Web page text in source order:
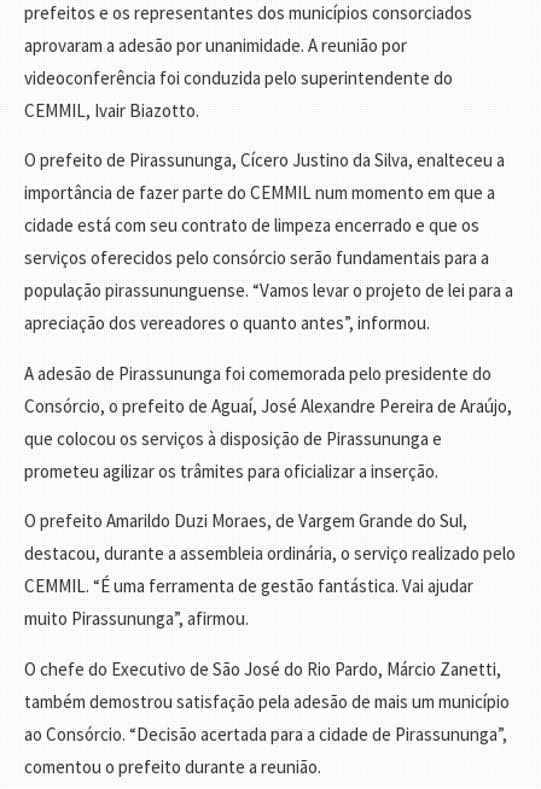
prefeitos e os representantes dos municípios consorciados
aprovaram a adesão por unanimidade. A reunião por
videoconferência foi conduzida pelo superintendente do
CEMMIL, Ivair Biazotto.
O prefeito de Pirassununga, Cícero Justino da Silva, enalteceu a
importância de fazer parte do CEMMIL num momento em que a
cidade está com seu contrato de limpeza encerrado e que os
serviços oferecidos pelo consórcio serão fundamentais para a
população pirassununguense. “Vamos levar o projeto de lei para a
apreciação dos vereadores o quanto antes”, informou.
A adesão de Pirassununga foi comemorada pelo presidente do
Consórcio, o prefeito de Aguaí, José Alexandre Pereira de Araújo,
que colocou os serviços à disposição de Pirassununga e
prometeu agilizar os trâmites para oficializar a inserção.
O prefeito Amarildo Duzi Moraes, de Vargem Grande do Sul,
destacou, durante a assembleia ordinária, o serviço realizado pelo
CEMMIL. “É uma ferramenta de gestão fantástica. Vai ajudar
muito Pirassununga”, afirmou.
O chefe do Executivo de São José do Rio Pardo, Márcio Zanetti,
também demostrou satisfação pela adesão de mais um município
ao Consórcio. “Decisão acertada para a cidade de Pirassununga”,
comentou o prefeito durante a reunião.